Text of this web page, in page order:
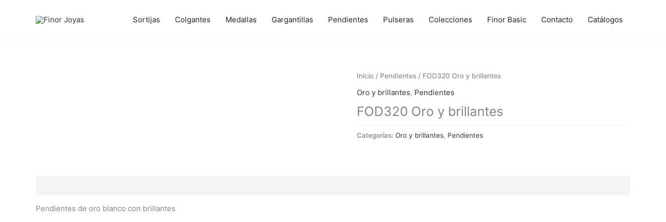
Sortijas Colgantes Medallas Gargantillas Pendientes Pulseras Colecciones Finor Basic Contacto Catálogos
Inicio / Pendientes / FOD320 Oro y brillantes
Oro y brillantes, Pendientes
FOD320 Oro y brillantes
Categorías: Oro y brillantes, Pendientes
Pendientes de oro blanco con brillantes